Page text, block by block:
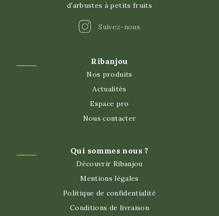
d'arbustes à petits fruits
Suivez-nous
Instagram
Ribanjou
Nos produits
Actualités
Espace pro
Nous contacter
Qui sommes nous ?
Découvrir Ribanjou
Mentions légales
Politique de confidentialité
Conditions de livraison